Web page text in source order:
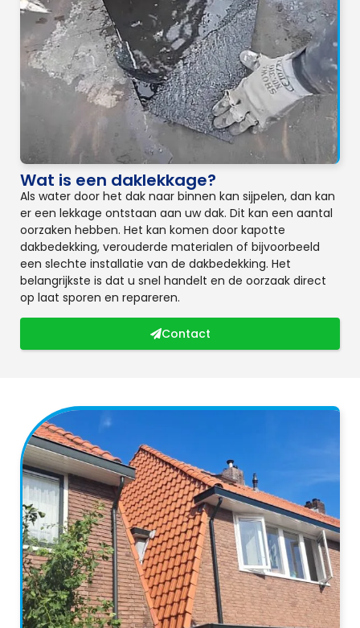
Wat is een daklekkage?
Als water door het dak naar binnen kan sijpelen, dan kan
er een lekkage ontstaan aan uw dak. Dit kan een aantal
oorzaken hebben. Het kan komen door kapotte
dakbedekking, verouderde materialen of bijvoorbeeld
een slechte installatie van de dakbedekking. Het
belangrijkste is dat u snel handelt en de oorzaak direct
op laat sporen en repareren.
Contact